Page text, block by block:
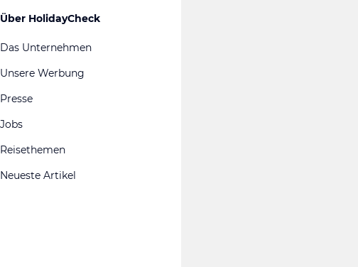
Über HolidayCheck
Das Unternehmen
Unsere Werbung
Presse
Jobs
Reisethemen
Neueste Artikel